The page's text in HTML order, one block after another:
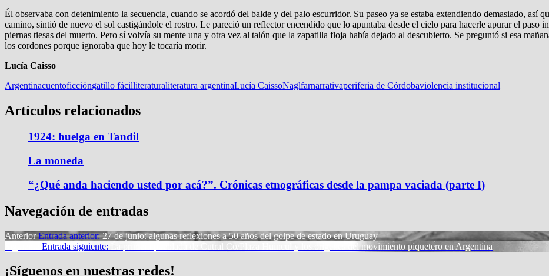
Él observaba con detenimiento la secuencia, cuando se acordó del balde y del palo escurridor. Su paseo ya se estaba extendiendo demasiado, así
camino, sintió de nuevo el sol castigándole el rostro. Le pareció un reflector encendido que lo apuntaba desde el cielo para hacerle apurar el paso
piernas tiesas del muerto. Pero sí volvía su mente una y otra vez al talón que la zapatilla floja había dejado al descubierto. Se preguntó si esa
los cordones porque ignoraba que hoy le tocaría morir.
Lucía Caisso
Argentinacuentoficcióngatillo fácilliteraturaliteratura argentinaLucía CaissoNaglfarnarrativaperiferia de Córdobaviolencia institucional
Artículos relacionados
1924: huelga en Tandil
La moneda
“¿Qué anda haciendo usted por acá?”. Crónicas etnográficas desde la pampa vaciada (parte I)
Navegación de entradas
Anterior Entrada anterior: 27 de junio: algunas reflexiones a 50 años del golpe de estado en Uruguay
Entrada siguiente: La primera pueblada de Cutral Có/Plaza Huincul y los orígenes del movimiento piquetero en Argentina
¡Síguenos en nuestras redes!